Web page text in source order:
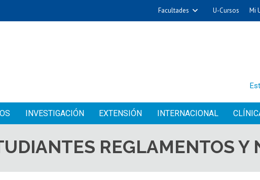
Facultades U-Cursos Mi
INVESTIGACIÓN EXTENSIÓN INTERNACIONAL
REGLAMENTOS Y